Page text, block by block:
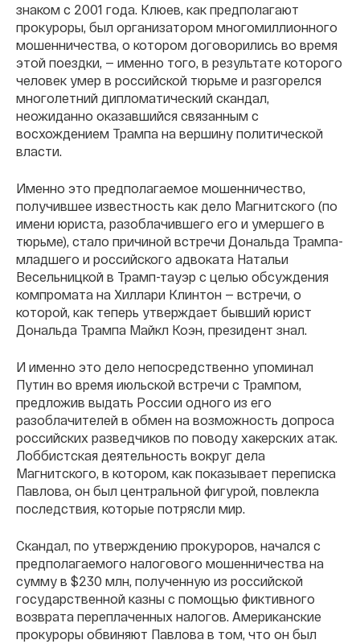
знаком с 2001 года. Клюев, как предполагают
прокуроры, был организатором многомиллионного
мошенничества, о котором договорились во время
этой поездки, — именно того, в результате которого
человек умер в российской тюрьме и разгорелся
многолетний дипломатический скандал,
неожиданно оказавшийся связанным с
восхождением Трампа на вершину политической
власти.
Именно это предполагаемое мошенничество,
получившее известность как дело Магнитского (по
имени юриста, разоблачившего его и умершего в
тюрьме), стало причиной встречи Дональда Трампа-
младшего и российского адвоката Натальи
Весельницкой в Трамп-тауэр с целью обсуждения
компромата на Хиллари Клинтон — встречи, о
которой, как теперь утверждает бывший юрист
Дональда Трампа Майкл Коэн, президент знал.
И именно это дело непосредственно упоминал
Путин во время июльской встречи с Трампом,
предложив выдать России одного из его
разоблачителей в обмен на возможность допроса
российских разведчиков по поводу хакерских атак.
Лоббистская деятельность вокруг дела
Магнитского, в котором, как показывает переписка
Павлова, он был центральной фигурой, повлекла
последствия, которые потрясли мир.
Скандал, по утверждению прокуроров, начался с
предполагаемого налогового мошенничества на
сумму в $230 млн, полученную из российской
государственной казны с помощью фиктивного
возврата переплаченных налогов. Американские
прокуроры обвиняют Павлова в том, что он был